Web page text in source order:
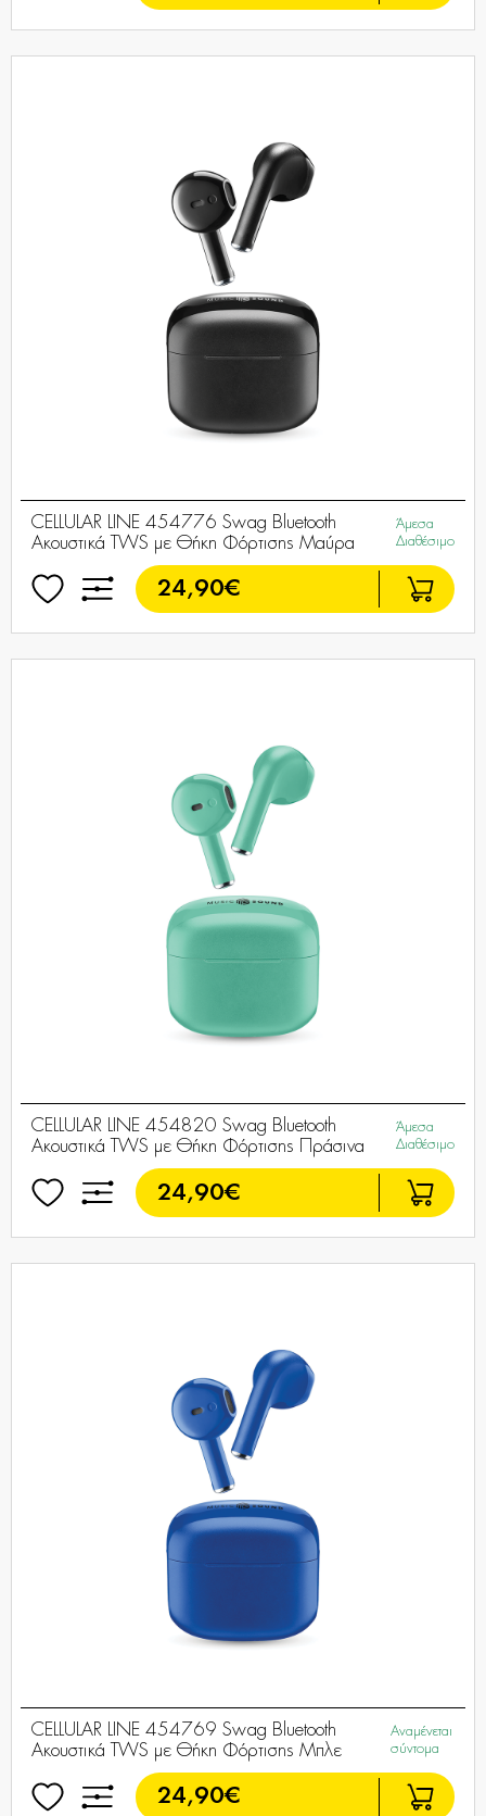
CELLULAR LINE 454776 Swag Bluetooth
Ακουστικά TWS με Θήκη Φόρτισης Μαύρα
Άμεσα
Διαθέσιμο
24,90€
CELLULAR LINE 454820 Swag Bluetooth
Ακουστικά TWS με Θήκη Φόρτισης Πράσινα
Άμεσα
Διαθέσιμο
24,90€
CELLULAR LINE 454769 Swag Bluetooth
Ακουστικά TWS με Θήκη Φόρτισης Μπλε
Αναμένεται
σύντομα
24,90€